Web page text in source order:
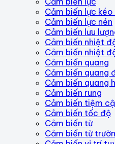
Cảm biến lực kéo
Cảm biến lực nén
Cảm biến lưu
Cảm biến nhiệt
Cảm biến nhiệt
Cảm biến quang
Cảm biến quang
Cảm biến quang
Cảm biến rung
Cảm biến tiệm
Cảm biến tốc độ
Cảm biến từ
Cảm biến từ